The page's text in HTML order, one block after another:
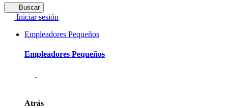
Buscar
Iniciar sesión
Empleadores Pequeños
Empleadores Pequeños
Atrás